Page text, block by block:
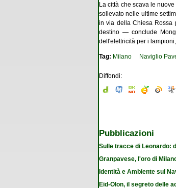
La città che scava le
sollevato nelle ultime
in via della Chiesa Rossa
destino — conclude
dell'elettricità per i
Tag: Milano Naviglio
Diffondi:
Pubblicazioni
Sulle tracce di Leonardo:
Granpavese, l'oro di
Identità e Ambiente sul
Eid-Olon, il segreto delle